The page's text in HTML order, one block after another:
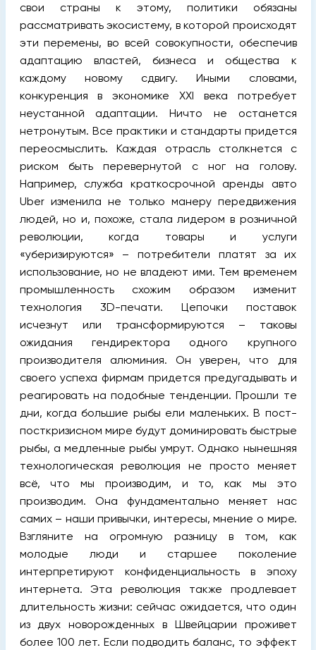
свои страны к этому, политики обязаны
рассматривать экосистему, в которой происходят
эти перемены, во всей совокупности, обеспечив
адаптацию властей, бизнеса и общества к
каждому новому сдвигу. Иными словами,
конкуренция в экономике XXI века потребует
неустанной адаптации. Ничто не останется
нетронутым. Все практики и стандарты придется
переосмыслить. Каждая отрасль столкнется с
риском быть перевернутой с ног на голову.
Например, служба краткосрочной аренды авто
Uber изменила не только манеру передвижения
людей, но и, похоже, стала лидером в розничной
революции, когда товары и услуги
«уберизируются» – потребители платят за их
использование, но не владеют ими. Тем временем
промышленность схожим образом изменит
технология 3D-печати. Цепочки поставок
исчезнут или трансформируются – таковы
ожидания гендиректора одного крупного
производителя алюминия. Он уверен, что для
своего успеха фирмам придется предугадывать и
реагировать на подобные тенденции. Прошли те
дни, когда большие рыбы ели маленьких. В пост-
посткризисном мире будут доминировать быстрые
рыбы, а медленные рыбы умрут. Однако нынешняя
технологическая революция не просто меняет
всё, что мы производим, и то, как мы это
производим. Она фундаментально меняет нас
самих – наши привычки, интересы, мнение о мире.
Взгляните на огромную разницу в том, как
молодые люди и старшее поколение
интерпретируют конфиденциальность в эпоху
интернета. Эта революция также продлевает
длительность жизни: сейчас ожидается, что один
из двух новорожденных в Швейцарии проживет
более 100 лет. Если подводить баланс, то эффект